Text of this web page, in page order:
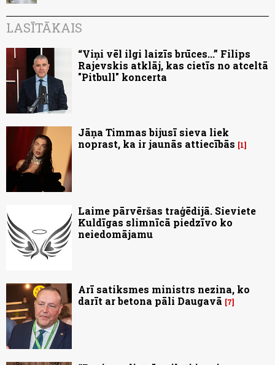
LASĪTĀKAIS
“Viņi vēl ilgi laizīs brūces...” Filips
Rajevskis atklāj, kas cietīs no atceltā
"Pitbull" koncerta
Jāņa Timmas bijusī sieva liek
noprast, ka ir jaunās attiecībās
1
Laime pārvēršas traģēdijā. Sieviete
Kuldīgas slimnīcā piedzīvo ko
neiedomājamu
Arī satiksmes ministrs nezina, ko
darīt ar betona pāli Daugavā
7